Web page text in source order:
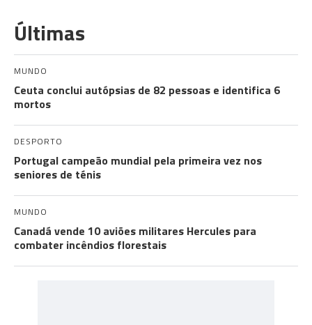
Últimas
MUNDO
Ceuta conclui autópsias de 82 pessoas e identifica 6
mortos
DESPORTO
Portugal campeão mundial pela primeira vez nos
seniores de ténis
MUNDO
Canadá vende 10 aviões militares Hercules para
combater incêndios florestais